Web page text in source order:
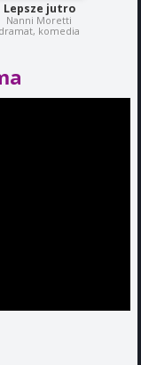
Lepsze jutro
Nanni Moretti
dramat, komedia